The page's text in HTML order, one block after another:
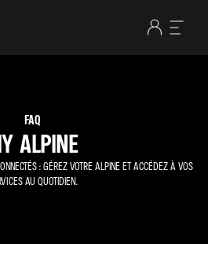
FAQ
ALPINE
: GÉREZ VOTRE ALPINE ET ACCÉDEZ À VOS
AU QUOTIDIEN.